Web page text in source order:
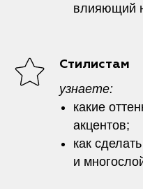
влияющий
Стилистам
узнаете:
какие
акцентов;
как
и